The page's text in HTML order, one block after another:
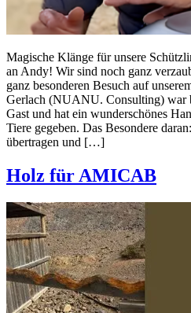
Magische Klänge für unsere
an Andy! Wir sind noch ganz
ganz besonderen Besuch auf
Gerlach (NUANU. Consulting) war
Gast und hat ein wunderschönes
Tiere gegeben. Das Besondere
übertragen und […]
Holz für AMICAB